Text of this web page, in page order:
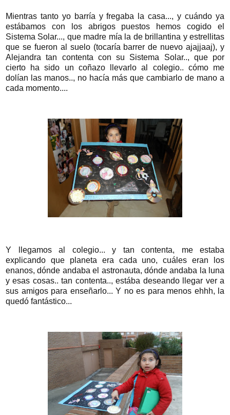
Mientras tanto yo barría y fregaba la casa..., y cuándo ya
estábamos con los abrigos puestos hemos cogido el
Sistema Solar..., que madre mía la de brillantina y estrellitas
que se fueron al suelo (tocaría barrer de nuevo ajajjaaj), y
Alejandra tan contenta con su Sistema Solar.., que por
cierto ha sido un coñazo llevarlo al colegio.. cómo me
dolían las manos.., no hacía más que cambiarlo de mano a
cada momento....
Y llegamos al colegio... y tan contenta, me estaba
explicando que planeta era cada uno, cuáles eran los
enanos, dónde andaba el astronauta, dónde andaba la luna
y esas cosas.. tan contenta.., estába deseando llegar ver a
sus amigos para enseñarlo... Y no es para menos ehhh, la
quedó fantástico...